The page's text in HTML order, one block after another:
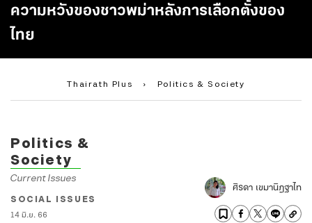
ความหวังของชาวพม่าหลังการเลือกตั้งของ
ไทย
Thairath Plus › Politics & Society
Politics &
Society
Current Issues
SOCIAL ISSUES
14 มิ.ย. 66
ศิรดา เขมานิฏฐาไท